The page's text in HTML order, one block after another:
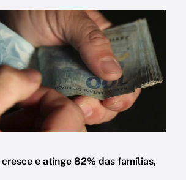
e atinge 82% das famílias,